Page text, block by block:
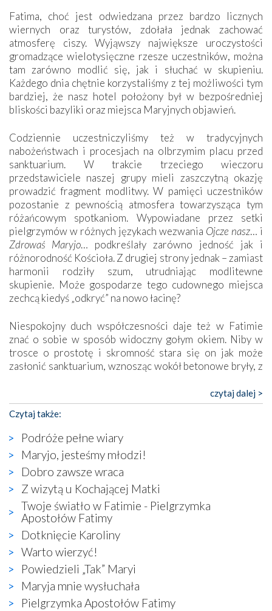
Fatima, choć jest odwiedzana przez bardzo licznych
wiernych oraz turystów, zdołała jednak zachować
atmosferę ciszy. Wyjąwszy największe uroczystości
gromadzące wielotysięczne rzesze uczestników, można
tam zarówno modlić się, jak i słuchać w skupieniu.
Każdego dnia chętnie korzystaliśmy z tej możliwości tym
bardziej, że nasz hotel położony był w bezpośredniej
bliskości bazyliki oraz miejsca Maryjnych objawień.
Codziennie uczestniczyliśmy też w tradycyjnych
nabożeństwach i procesjach na olbrzymim placu przed
sanktuarium. W trakcie trzeciego wieczoru
przedstawiciele naszej grupy mieli zaszczytną okazję
prowadzić fragment modlitwy. W pamięci uczestników
pozostanie z pewnością atmosfera towarzysząca tym
różańcowym spotkaniom. Wypowiadane przez setki
pielgrzymów w różnych językach wezwania Ojcze nasz… i
Zdrowaś Maryjo… podkreślały zarówno jedność jak i
różnorodność Kościoła. Z drugiej strony jednak – zamiast
harmonii rodziły szum, utrudniając modlitewne
skupienie. Może gospodarze tego cudownego miejsca
zechcą kiedyś „odkryć” na nowo łacinę?
Niespokojny duch współczesności daje też w Fatimie
znać o sobie w sposób widoczny gołym okiem. Niby w
trosce o prostotę i skromność stara się on jak może
zasłonić sanktuarium, wznosząc wokół betonowe bryły, z
katolickiego kultu. Tylko co wspólnego z żywą,
autentyczną wiarą mogą mieć płaskie, szare bunkry albo
kaplice, w których Tabernakulum przypomina bardziej
skrzynkę na narzędzia? Albo co powiedzieć o ustawionym
tuż przy nowej bazylice wielkim krzyżu, na którym
zamiast Chrystusa umieszczono dziwaczną postać jakby
wyjętą ze starożytnych hieroglifów? W kulturowym
kontekście naszych czasów to raczej karykatura niż godny
wizerunek Zbawiciela…
Zatem nawet w bezpośrednim otoczeniu sanktuarium
naocznie przekonaliśmy się, że wewnątrz Kościoła toczy
się ogromna walka o kształt katolicyzmu i o serca
wierzących. Do czego to zmaganie może prowadzić,
widzieliśmy w urokliwym, niewielkim mieście Obidos,
gdzie w miejscu dawnego kościoła działa dzisiaj…
księgarnia.
czytaj dalej >
Czytaj także:
Podróże pełne wiary
Maryjo, jesteśmy młodzi!
Dobro zawsze wraca
Z wizytą u Kochającej Matki
Twoje światło w Fatimie - Pielgrzymka
Apostołów Fatimy
Dotknięcie Karoliny
Warto wierzyć!
Powiedzieli „Tak” Maryi
Maryja mnie wysłuchała
Pielgrzymka Apostołów Fatimy